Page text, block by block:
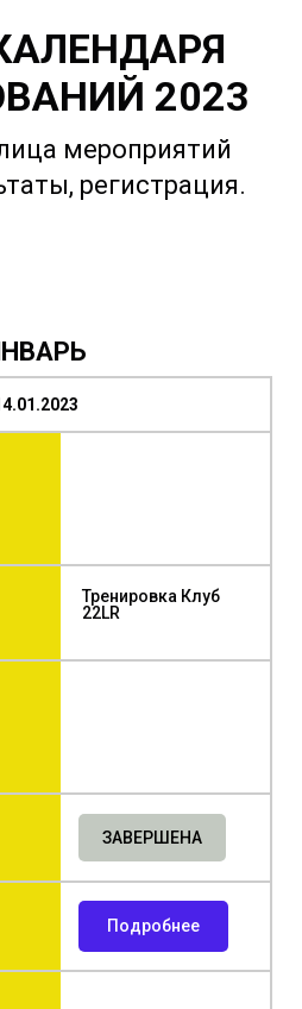
2023
мероприятий
регистрация.
Тренировка Клуб
22LR
ЗАВЕРШЕНА
Подробнее